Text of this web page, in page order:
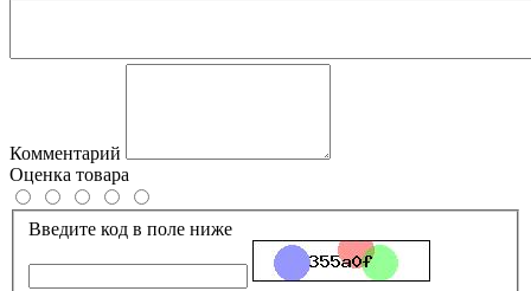
Комментарий
Оценка товара
Введите код в поле ниже